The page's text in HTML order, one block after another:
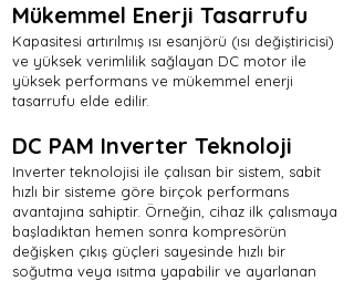
Mükemmel Enerji Tasarrufu
Kapasitesi artırılmış ısı esanjörü (ısı değiştiricisi)
ve yüksek verimlilik sağlayan DC motor ile
yüksek performans ve mükemmel enerji
tasarrufu elde edilir.
DC PAM Inverter Teknoloji
Inverter teknolojisi ile çalısan bir sistem, sabit
hızlı bir sisteme göre birçok performans
avantajına sahiptir. Örneğin, cihaz ilk çalısmaya
başladıktan hemen sonra kompresörün
değişken çıkış güçleri sayesinde hızlı bir
soğutma veya ısıtma yapabilir ve ayarlanan